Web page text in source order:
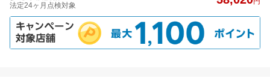
法定24ヶ月点検対象